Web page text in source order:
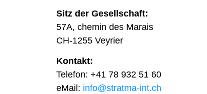
Sitz der Gesell­schaft:
57A, che­min des Marais
CH-1255 Vey­rier
Kon­takt:
Tele­fon: +41 78 932 51 60
eMail: info@stratma-int.ch